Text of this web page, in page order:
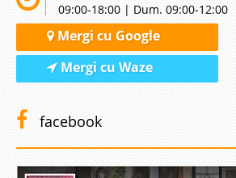
09:00-18:00 | Dum. 09:00-12:00
Mergi cu Google
Mergi cu Waze
facebook